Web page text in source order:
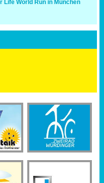
Life World Run in München